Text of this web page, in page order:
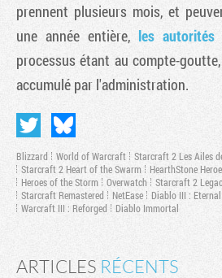
prennent plusieurs mois, et
une année entière, les autorités
processus étant au compte-
accumulé par l'administration.
Blizzard World of Warcraft
Starcraft 2 Les Ailes
Starcraft 2 Heart of the Swarm
HearthStone
Heroes of the Storm
Overwatch
Starcraft 2
Starcraft Remastered
NetEase
Diablo III :
Warcraft III : Reforged
Diablo Immortal
ARTICLES RÉCENTS